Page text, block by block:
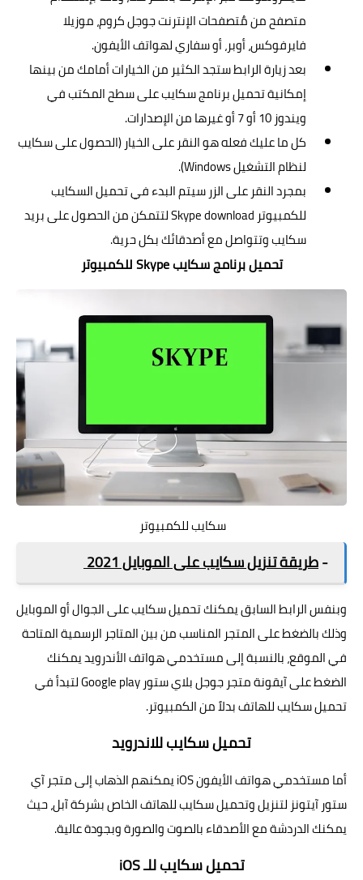
متصفح من مٌتصفحات الإنترنت جوجل كروم، موزيلا
فايرفوكس، أوبر، أو سفاري لهواتف الأيفون.
بعد زيارة الرابط ستجد الكثير من الخيارات أمامك من بينها
إمكانية تحميل برنامج سكايب على سطح المكتب في
ويندوز 10 أو 7 أو غيرها من الإصدارات.
كل ما عليك فعله هو النقر على الخيار (الحصول على سكايب
لنظام التشغيل Windows).
بمجرد النقر على الزر سيتم البدء في تحميل السكايب
للكمبيوتر Skype download لتتمكن من الحصول على بريد
سكايب وتتواصل مع أصدقائك بكل حرية.
تحميل برنامج سكايب Skype للكمبيوتر
سكايب للكمبيوتر
-طريقة تنزيل سكايب على الموبايل 2021
وبنفس الرابط السابق يمكنك تحميل سكايب على الجوال أو الموبايل
وذلك بالضغط على المتجر المناسب من بين المتاجر الرسمية المتاحة
في الموقع، بالنسبة إلى مستخدمي هواتف الأندرويد يمكنك
الضغط على آيقونة متجر جوجل بلاي ستور Google play لتبدأ في
تحميل سكايب للهاتف بدلاً من الكمبيوتر.
تحميل سكايب للاندرويد
أما مستخدمي هواتف الأيفون iOS يمكنهم الذهاب إلى متجر آي
ستور آيتونز لتنزيل وتحميل سكايب للهاتف الخاص بشركة آبل، حيث
يمكنك الدردشة مع الأصدقاء بالصوت والصورة وبجودة عالية.
تحميل سكايب للـ iOS